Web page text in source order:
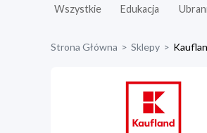
Wszystkie Edukacja
Strona Główna > Sklepy >